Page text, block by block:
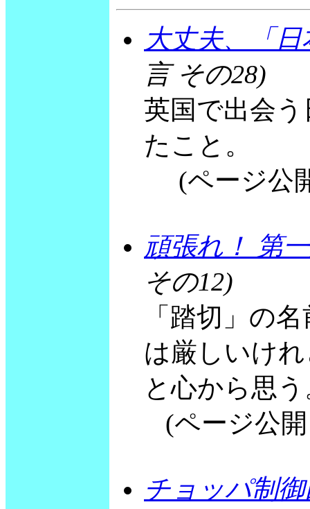
大丈夫、「
言 その28)
英国で出会
たこと。
(ページ公
頑張れ！ 第
その12)
「踏切」の
は厳しいけ
と心から思
(ページ公開
チョッパ制